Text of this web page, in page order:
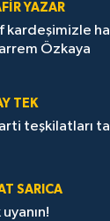
YAZAR
kardeşimizle
Özkaya
TEK
teşkilatları
SARICA